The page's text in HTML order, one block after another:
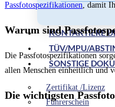
KONTAKTIERE
TÜV/MPU/
SONSTIGE
Zertifikat /Lizenz
Führerschein
Passfotospezifikationen, damit
Warum sind
Die Passfotospezifikationen
allen Menschen einheitlich und
Die wichtigsten